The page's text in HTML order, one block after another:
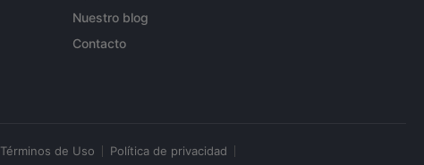
Nuestro blog
Contacto
Términos de Uso Política de privacidad